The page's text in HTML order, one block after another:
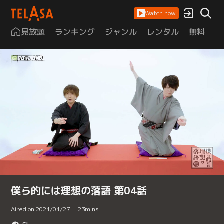
Watch now
見放題 ランキング ジャンル レンタル 無料
僕ら的には理想の落語 第04話
Aired on 2021/01/27 23mins